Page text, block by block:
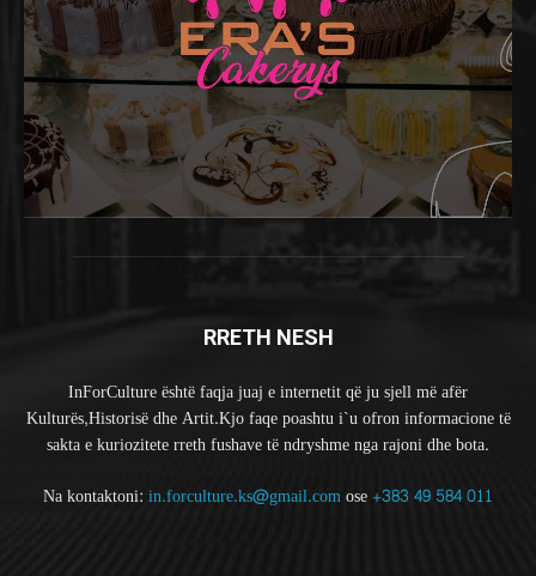
RRETH NESH
InForCulture është faqja juaj e internetit që ju sjell më afër
Kulturës,Historisë dhe Artit.Kjo faqe poashtu i`u ofron informacione të
sakta e kuriozitete rreth fushave të ndryshme nga rajoni dhe bota.
Na kontaktoni: in.forculture.ks@gmail.comose+383 49 584 011